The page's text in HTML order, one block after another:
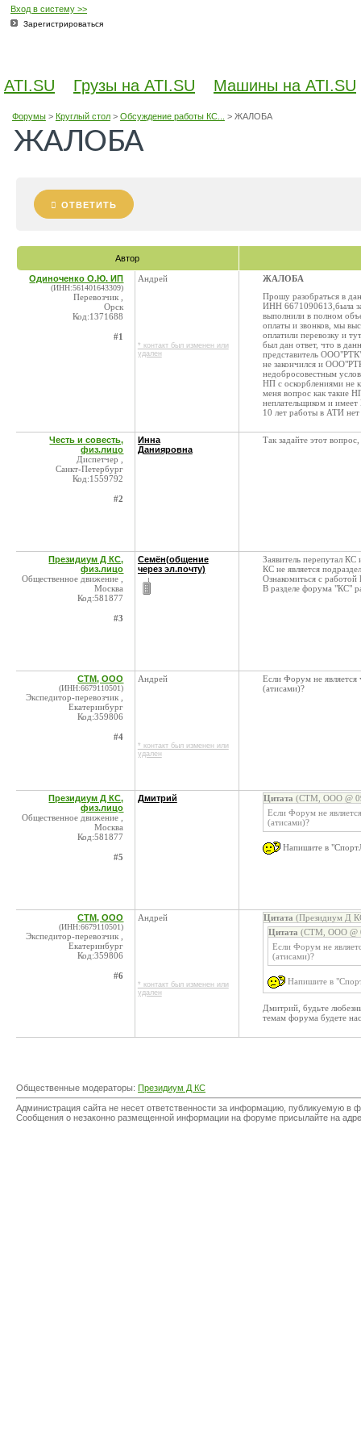
Вход в систему >>
Зарегистрироваться
ATI.SU Грузы на ATI.SU Машины на ATI.SU
Форумы> Круглый стол> Обсуждение работы КС... > ЖАЛОБА
ЖАЛОБА
ОТВЕТИТЬ
Автор
Одиноченко О.Ю. ИП
(ИНН:561401643309)
Перевозчик ,
Орск
Код:1371688
#1
Андрей
* контакт был изменен или
удален
ЖАЛОБА
Прошу разобраться в
ИНН 6671090613,была
выполнили в полном
оплаты и звонков, мы
оплатили перевозку и
был дан ответ, что в
представитель
не закончился и
недобросовестным
НП с оскорблениями не
меня вопрос как такие
неплательщиком и
10 лет работы в АТИ
Честь и совесть,
физ.лицо
Диспетчер ,
Санкт-Петербург
Код:1559792
#2
Инна
Данияровна
Так задайте этот
Президиум Д КС,
физ.лицо
Общественное движение ,
Москва
Код:581877
#3
Семён(общение
через эл.почту)
Заявитель перепутал
КС не является
Ознакомиться с
В разделе форума "КС"
СТМ, ООО
(ИНН:6679110501)
Экспедитор-перевозчик ,
Екатеринбург
Код:359806
#4
Андрей
* контакт был изменен или
удален
Если Форум не
(атисами)?
Президиум Д КС,
физ.лицо
Общественное движение ,
Москва
Код:581877
#5
Дмитрий Цитата (СТМ, ООО @
Если Форум не
(атисами)?
Напишите в
СТМ, ООО
(ИНН:6679110501)
Экспедитор-перевозчик ,
Екатеринбург
Код:359806
#6
Андрей
* контакт был изменен или
удален
Цитата (Президиум Д
Цитата (СТМ, ООО @
Если Форум не
(атисами)?
Напишите в
Дмитрий, будьте
темам форума будете
Общественные модераторы: Президиум Д КС
Администрация сайта не несет ответственности за информацию, публикуемую
Сообщения о незаконно размещенной информации на форуме присылайте на